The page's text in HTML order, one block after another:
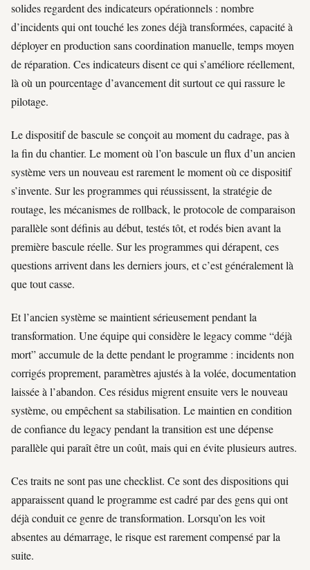
solides regardent des indicateurs opérationnels : nombre
d’incidents qui ont touché les zones déjà transformées, capacité à
déployer en production sans coordination manuelle, temps moyen
de réparation. Ces indicateurs disent ce qui s’améliore réellement,
là où un pourcentage d’avancement dit surtout ce qui rassure le
pilotage.
Le dispositif de bascule se conçoit au moment du cadrage, pas à
la fin du chantier. Le moment où l’on bascule un flux d’un ancien
système vers un nouveau est rarement le moment où ce dispositif
s’invente. Sur les programmes qui réussissent, la stratégie de
routage, les mécanismes de rollback, le protocole de comparaison
parallèle sont définis au début, testés tôt, et rodés bien avant la
première bascule réelle. Sur les programmes qui dérapent, ces
questions arrivent dans les derniers jours, et c’est généralement là
que tout casse.
Et l’ancien système se maintient sérieusement pendant la
transformation. Une équipe qui considère le legacy comme “déjà
mort” accumule de la dette pendant le programme : incidents non
corrigés proprement, paramètres ajustés à la volée, documentation
laissée à l’abandon. Ces résidus migrent ensuite vers le nouveau
système, ou empêchent sa stabilisation. Le maintien en condition
de confiance du legacy pendant la transition est une dépense
parallèle qui paraît être un coût, mais qui en évite plusieurs autres.
Ces traits ne sont pas une checklist. Ce sont des dispositions qui
apparaissent quand le programme est cadré par des gens qui ont
déjà conduit ce genre de transformation. Lorsqu’on les voit
absentes au démarrage, le risque est rarement compensé par la
suite.